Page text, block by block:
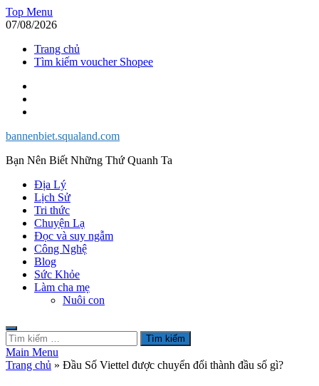
Skip
to
Top Menu
07/08/2026
Trang chủ
Tìm kiếm voucher Shopee
bannenbiet.squaland.com
Bạn Nên Biết Những Thứ Quanh Ta
Địa Lý
Lịch Sử
Tri thức
Chuyện Lạ
Đọc và suy ngẫm
Công Nghệ
Blog
Sức Khỏe
Làm cha mẹ
Nuôi con
Tìm
kiếm
cho:
Main Menu
Trang chủ » Đầu Số Viettel được chuyển đổi thành đầu số gì?